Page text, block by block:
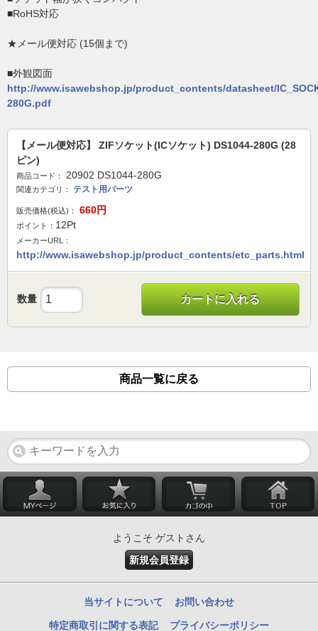
■RoHS対応
★メール便対応 (15個まで)
■外観図面
http://www.isawebshop.jp/product_contents/datasheet/
280G.pdf
【メール便対応】 ZIFソケット(ICソケット) DS1044-280G (28
ピン)
商品コード： 20902 DS1044-280G
関連カテゴリ： テスト用パーツ
販売価格(税込)： 660円
ポイント： 12Pt
メーカーURL：
http://www.isawebshop.jp/product_contents/etc_parts.html
数量 カートに入れる
商品一覧に戻る
ようこそ ゲストさん
新規会員登録
当サイトについて お問い合わせ
特定商取引に関する表記 プライバシーポリシー